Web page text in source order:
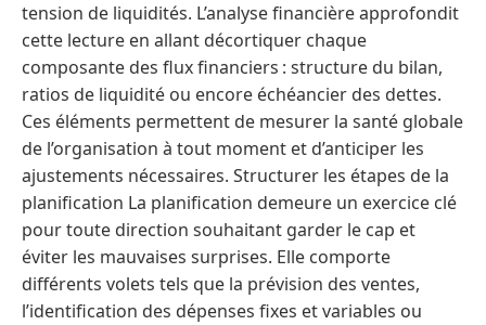
tension de liquidités. L’analyse financière approfondit
cette lecture en allant décortiquer chaque
composante des flux financiers : structure du bilan,
ratios de liquidité ou encore échéancier des dettes.
Ces éléments permettent de mesurer la santé globale
de l’organisation à tout moment et d’anticiper les
ajustements nécessaires. Structurer les étapes de la
planification La planification demeure un exercice clé
pour toute direction souhaitant garder le cap et
éviter les mauvaises surprises. Elle comporte
différents volets tels que la prévision des ventes,
l’identification des dépenses fixes et variables ou